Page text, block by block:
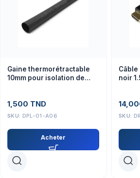
Gaine thermorétractable
10mm pour isolation de
1,500 TND
SKU: DPL-01-A06
Acheter
Câble
noir
SKU: